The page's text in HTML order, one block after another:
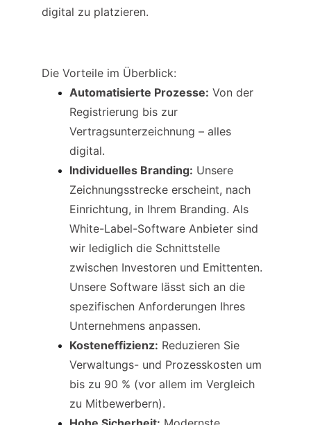
digital zu platzieren.
Die Vorteile im Überblick:
Automatisierte Prozesse: Von der
Registrierung bis zur
Vertragsunterzeichnung – alles
digital.
Individuelles Branding: Unsere
Zeichnungsstrecke erscheint, nach
Einrichtung, in Ihrem Branding. Als
White-Label-Software Anbieter sind
wir lediglich die Schnittstelle
zwischen Investoren und Emittenten.
Unsere Software lässt sich an die
spezifischen Anforderungen Ihres
Unternehmens anpassen.
Kosteneffizienz: Reduzieren Sie
Verwaltungs- und Prozesskosten um
bis zu 90 % (vor allem im Vergleich
zu Mitbewerbern).